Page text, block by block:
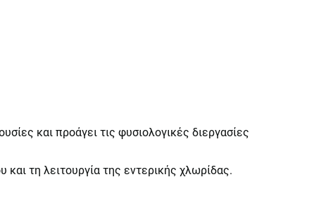
και προάγει τις φυσιολογικές διεργασίες
και τη λειτουργία της εντερικής χλωρίδας.